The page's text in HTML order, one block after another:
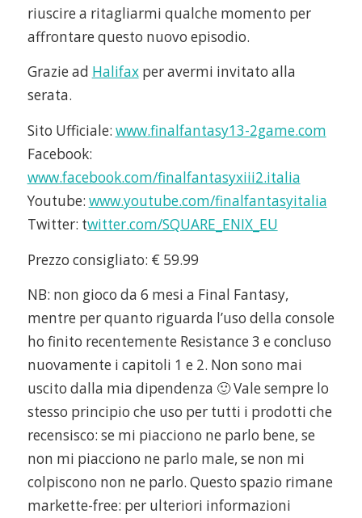
riuscire a ritagliarmi qualche momento per
affrontare questo nuovo episodio.
Grazie ad Halifaxper avermi invitato alla
serata.
Sito Ufficiale: www.finalfantasy13-2game.com
Facebook:
www.facebook.com/finalfantasyxiii2.italia
Youtube: www.youtube.com/finalfantasyitalia
Twitter: twitter.com/SQUARE_ENIX_EU
Prezzo consigliato: € 59.99
NB: non gioco da 6 mesi a Final Fantasy,
mentre per quanto riguarda l’uso della console
ho finito recentemente Resistance 3 e concluso
nuovamente i capitoli 1 e 2. Non sono mai
uscito dalla mia dipendenza 🙂 Vale sempre lo
stesso principio che uso per tutti i prodotti che
recensisco: se mi piacciono ne parlo bene, se
non mi piacciono ne parlo male, se non mi
colpiscono non ne parlo. Questo spazio rimane
markette-free: per ulteriori informazioni